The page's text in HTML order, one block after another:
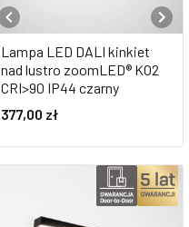
Lampa LED DALI kinkiet
nad lustro zoomLED® KO2
CRI>90 IP44 czarny
377,00 zł